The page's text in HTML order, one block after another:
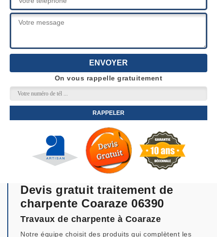
On vous rappelle gratuitement
Devis gratuit traitement de
charpente Coaraze 06390
Travaux de charpente à Coaraze
Notre équipe choisit des produits qui complètent les